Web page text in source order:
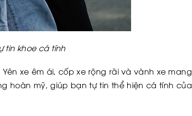
tin khoe cá tính
xe êm ái, cốp xe rộng rãi và vành xe mang
hoàn mỹ, giúp bạn tự tin thể hiện cá tính của